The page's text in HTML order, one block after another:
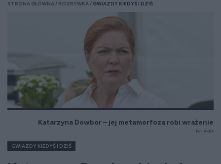
STRONA GŁÓWNA ROZRYWKA GWIAZDY KIEDYŚ I DZIŚ
Katarzyna Dowbor – jej metamorfoza robi wrażenie
Fot. AKPA
GWIAZDY KIEDYŚ I DZIŚ